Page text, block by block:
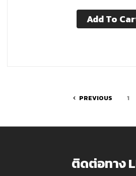
Google
Google
Home,
Add To
PREVIOUS 1
ติดต่อทาง